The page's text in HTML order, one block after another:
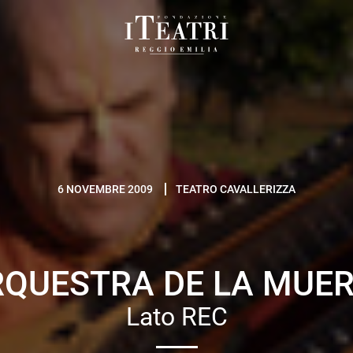
Teatri
6 NOVEMBRE 2009 TEATRO CAVALLERIZZA
DE LA
Lato REC